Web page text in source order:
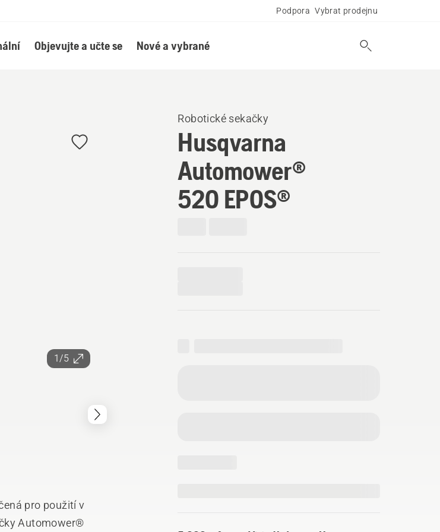
Podpora Vybrat prodejnu
Objevujte a učte se Nové a vybrané
1/5
Robotické sekačky
Husqvarna
Automower®
520 EPOS®
pro použití v
Automower®